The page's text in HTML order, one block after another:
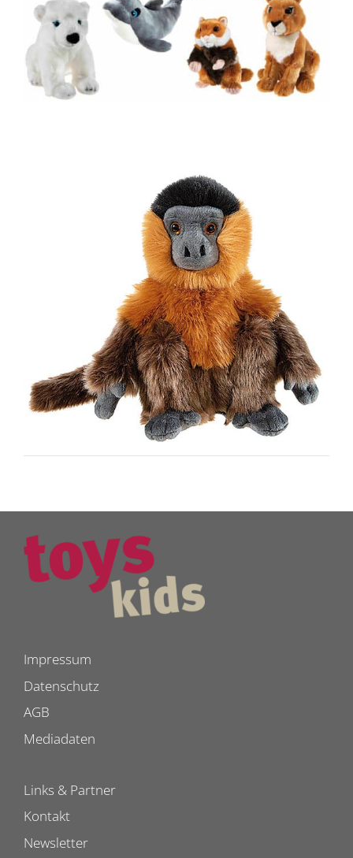
Impressum
Datenschutz
AGB
Mediadaten
Links & Partner
Kontakt
Newsletter